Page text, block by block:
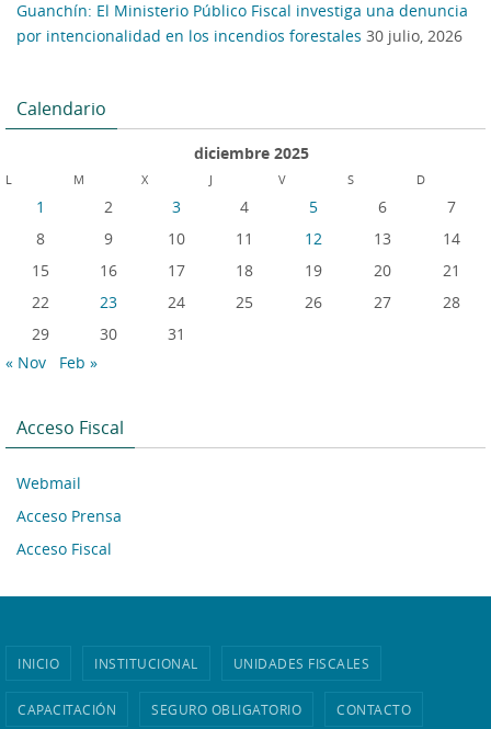
Guanchín: El Ministerio Público Fiscal investiga una denuncia
por intencionalidad en los incendios forestales 30 julio, 2026
Calendario
diciembre 2025
L M X J V S D
1 2 3 4 5 6
7
8
9 10 11 12 13
14
15
16 17 18 19 20
21
22
23 24 25 26 27
28
29
30
31
« Nov
Feb »
Acceso Fiscal
Webmail
Acceso Prensa
Acceso Fiscal
INICIO INSTITUCIONAL UNIDADES FISCALES
CAPACITACIÓN SEGURO OBLIGATORIO CONTACTO